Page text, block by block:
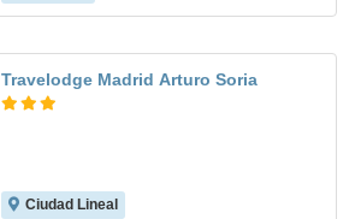
Travelodge Madrid Arturo Soria
Ciudad Lineal